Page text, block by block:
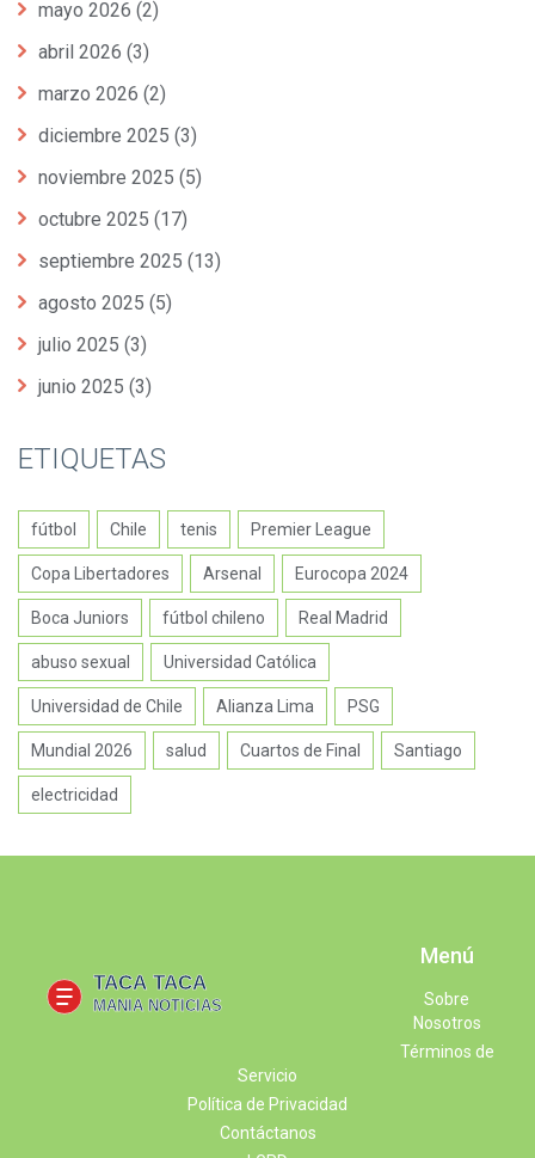
mayo 2026 (2)
abril 2026 (3)
marzo 2026 (2)
diciembre 2025 (3)
noviembre 2025 (5)
octubre 2025 (17)
septiembre 2025 (13)
agosto 2025 (5)
julio 2025 (3)
junio 2025 (3)
ETIQUETAS
fútbol Chile tenis Premier League
Copa Libertadores Arsenal Eurocopa 2024
Boca Juniors fútbol chileno Real Madrid
abuso sexual Universidad Católica
Universidad de Chile Alianza Lima PSG
Mundial 2026 salud Cuartos de Final Santiago
electricidad
Menú
Sobre
Nosotros
Términos de
Servicio
Política de Privacidad
Contáctanos